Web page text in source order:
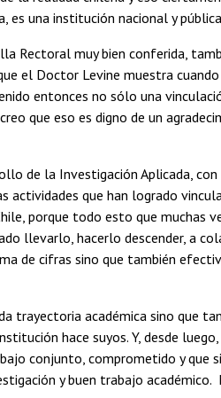
es una institución nacional y
Rectoral muy bien conferida,
el Doctor Levine muestra
entonces no sólo una
que eso es digno de un
de la Investigación Aplicada,
actividades que han logrado
porque todo esto que muchas
llevarlo, hacerlo descender, a
de cifras sino que también
trayectoria académica sino que
hace suyos. Y, desde
conjunto, comprometido y que
y buen trabajo académico.